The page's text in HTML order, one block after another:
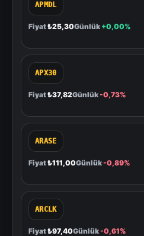
APMDL
Fiyat₺25,30Günlük +0,00%
APX30
Fiyat₺37,82Günlük-0,73%
ARASE
Fiyat₺111,00Günlük-0,89%
ARCLK
Fiyat₺97,40Günlük-0,61%